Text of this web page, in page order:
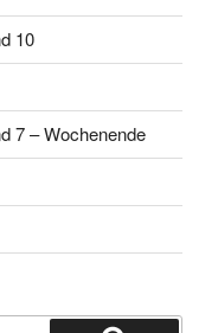
10
7 – Wochenende